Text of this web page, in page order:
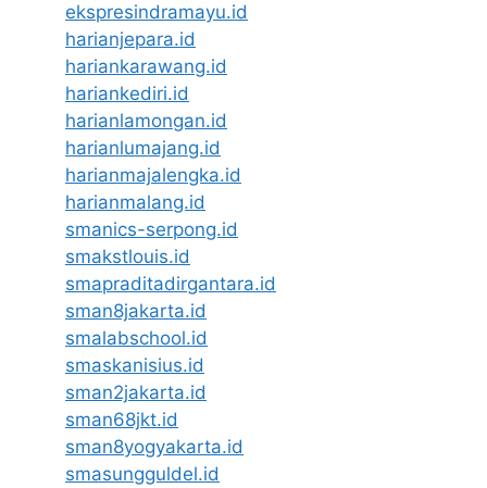
ekspresindramayu.id
harianjepara.id
hariankarawang.id
hariankediri.id
harianlamongan.id
harianlumajang.id
harianmajalengka.id
harianmalang.id
smanics-serpong.id
smakstlouis.id
smapraditadirgantara.id
sman8jakarta.id
smalabschool.id
smaskanisius.id
sman2jakarta.id
sman68jkt.id
sman8yogyakarta.id
smasungguldel.id